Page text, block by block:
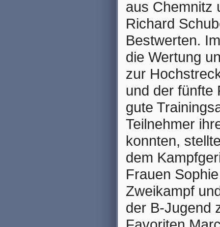
aus Chemnitz
Richard
Bestwerten.
die Wertung
zur
und der fünfte
gute
Teilnehmer
konnten,
dem
Frauen
Zweikampf
der B-Jugend